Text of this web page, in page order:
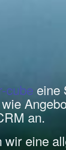
cube eine
an.
wir eine